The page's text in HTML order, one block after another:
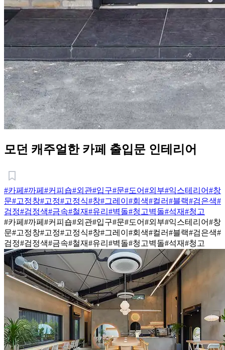
모던 캐주얼한 카페 출입문 인테리어
#카페 #까페 #커피숍#외관#입구#문#도어#외부#익스테리어#창
문#고정창#고정#고정식#창#그레이 #회색#컬러#블랙#검은색#
검정#검정색#금속#철재#유리 #벽돌#청고벽돌#석재#청고
#카페 #까페 #커피숍#외관#입구#문#도어#외부#익스테리어#창
문#고정창#고정#고정식#창#그레이 #회색#컬러#블랙#검은색#
검정#검정색#금속#철재#유리 #벽돌#청고벽돌#석재#청고